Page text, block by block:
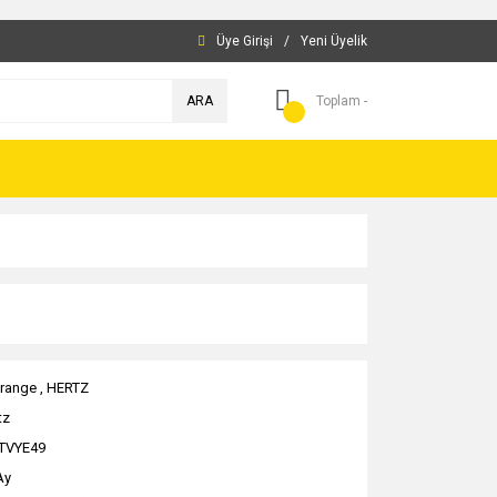
Üye Girişi / Yeni Üyelik
ARA Toplam -
, HERTZ